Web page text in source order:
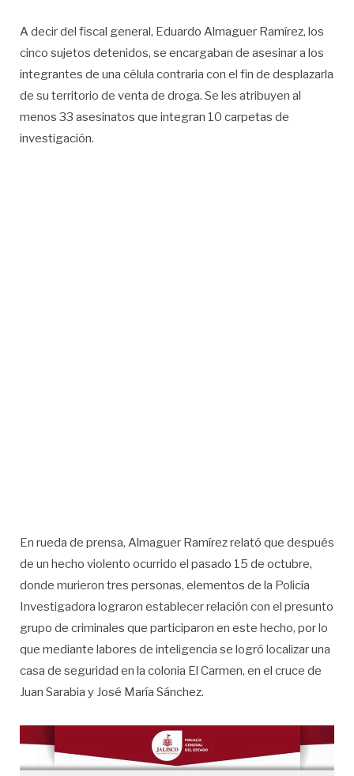
A decir del fiscal general, Eduardo Almaguer Ramírez, los
cinco sujetos detenidos, se encargaban de asesinar a los
integrantes de una célula contraria con el fin de desplazarla
de su territorio de venta de droga. Se les atribuyen al
menos 33 asesinatos que integran 10 carpetas de
investigación.
En rueda de prensa, Almaguer Ramírez relató que después
de un hecho violento ocurrido el pasado 15 de octubre,
donde murieron tres personas, elementos de la Policía
Investigadora lograron establecer relación con el presunto
grupo de criminales que participaron en este hecho, por lo
que mediante labores de inteligencia se logró localizar una
casa de seguridad en la colonia El Carmen, en el cruce de
Juan Sarabia y José María Sánchez.